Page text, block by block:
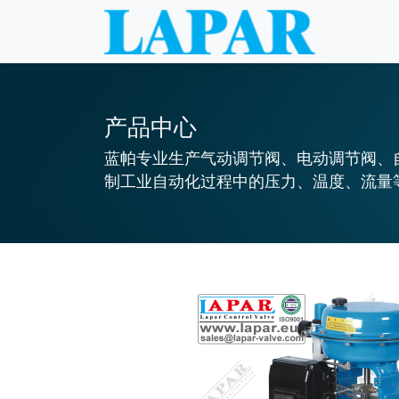
产品中心
蓝帕专业生产气动调节阀、电动调节阀
制工业自动化过程中的压力、温度、流量